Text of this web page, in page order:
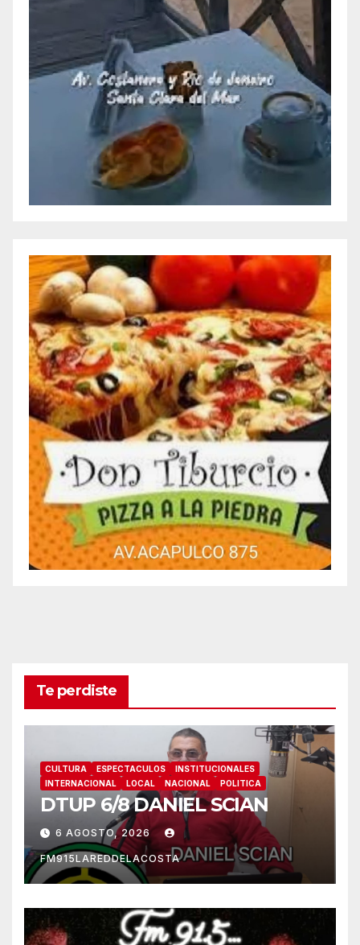
Te perdiste
CULTURA ESPECTACULOS
INSTITUCIONALES
INTERNACIONAL
LOCAL NACIONAL POLITICA
DTUP 6/8 DANIEL SCIAN
6 AGOSTO, 2026
FM915LAREDDELACOSTA